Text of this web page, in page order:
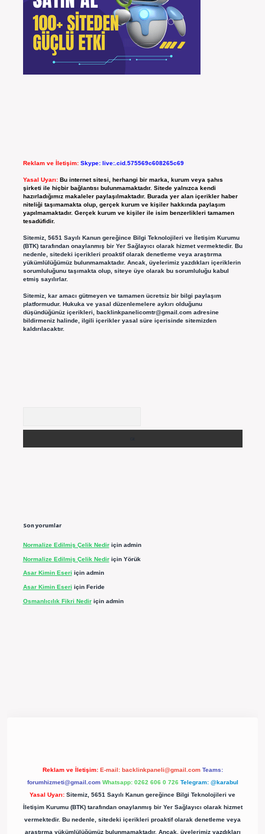
Reklam ve İletişim: Skype: live:.cid.575569c608265c69
Yasal Uyarı: Bu internet sitesi, herhangi bir marka, kurum veya şahıs
şirketi ile hiçbir bağlantısı bulunmamaktadır. Sitede yalnızca kendi
hazırladığımız makaleler paylaşılmaktadır. Burada yer alan içerikler haber
niteliği taşımamakta olup, gerçek kurum ve kişiler hakkında paylaşım
yapılmamaktadır. Gerçek kurum ve kişiler ile isim benzerlikleri tamamen
tesadüfidir.
Sitemiz, 5651 Sayılı Kanun gereğince Bilgi Teknolojileri ve İletişim Kurumu
(BTK) tarafından onaylanmış bir Yer Sağlayıcı olarak hizmet vermektedir. Bu
nedenle, sitedeki içerikleri proaktif olarak denetleme veya araştırma
yükümlülüğümüz bulunmamaktadır. Ancak, üyelerimiz yazdıkları içeriklerin
sorumluluğunu taşımakta olup, siteye üye olarak bu sorumluluğu kabul
etmiş sayılırlar.
Sitemiz, kar amacı gütmeyen ve tamamen ücretsiz bir bilgi paylaşım
platformudur. Hukuka ve yasal düzenlemelere aykırı olduğunu
düşündüğünüz içerikleri, backlinkpanelicomtr@gmail.comadresine
bildirmeniz halinde, ilgili içerikler yasal süre içerisinde sitemizden
kaldırılacaktır.
Son yorumlar
Normalize Edilmiş Çelik Nediriçin admin
Normalize Edilmiş Çelik Nediriçin Yörük
Asar Kimin Eseri için admin
Asar Kimin Eseri için Feride
Osmanlıcılık Fikri Nediriçin admin
Reklam ve İletişim: E-mail: backlinkpaneli@gmail.com Teams:
forumhizmeti@gmail.com Whatsapp: 0262 606 0 726 Telegram: @karabul
Yasal Uyarı: Sitemiz, 5651 Sayılı Kanun gereğince Bilgi Teknolojileri ve
İletişim Kurumu (BTK) tarafından onaylanmış bir Yer Sağlayıcı olarak hizmet
vermektedir. Bu nedenle, sitedeki içerikleri proaktif olarak denetleme veya
araştırma yükümlülüğümüz bulunmamaktadır. Ancak, üyelerimiz yazdıkları